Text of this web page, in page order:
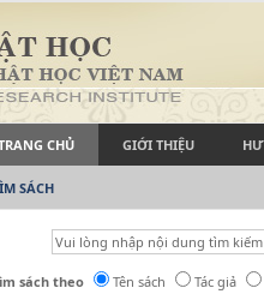
CHỦ GIỚI THIỆU
SÁCH
sách theo Tên sách Tác giả